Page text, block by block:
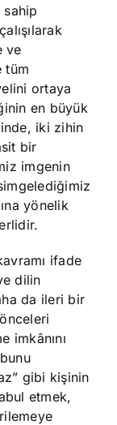
sahip
ve
tüm
ortaya
en büyük
iki zihin
bir
imgenin
yönelik
ifade
dilin
da ileri bir
imkânını
gibi kişinin
etmek,